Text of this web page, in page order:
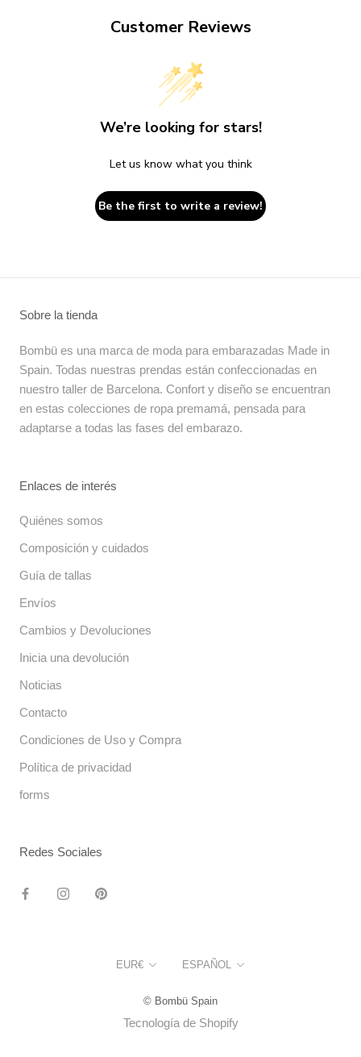
Customer Reviews
We’re looking for stars!
Let us know what you think
Be the first to write a review!
Sobre la tienda
Bombü es una marca de moda para embarazadas Made in
Spain. Todas nuestras prendas están confeccionadas en
nuestro taller de Barcelona. Confort y diseño se encuentran
en estas colecciones de ropa premamá, pensada para
adaptarse a todas las fases del embarazo.
Enlaces de interés
Quiénes somos
Composición y cuidados
Guía de tallas
Envíos
Cambios y Devoluciones
Inicia una devolución
Noticias
Contacto
Condiciones de Uso y Compra
Política de privacidad
forms
Redes Sociales
Moneda
EUR€ Idioma
ESPAÑOL
© Bombü Spain
Tecnología de Shopify